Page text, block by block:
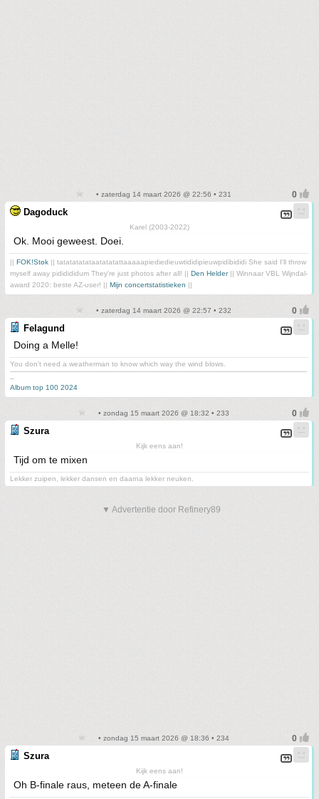
• zaterdag 14 maart 2026 @ 22:56 • 231
Dagoduck
Karel (2003-2022)
Ok. Mooi geweest. Doei.
FOK!Stok || tatatatatataatatatattaaaaapiediedieuwtididipieuwpidibididi She said I'll throw
myself away pididididum They're just photos after all! || Den Helder|| Winnaar VBL Wijndal-
award 2020: beste AZ-user! || Mijn concertstatistieken
• zaterdag 14 maart 2026 @ 22:57 • 232
Felagund
Doing a Melle!
You don't need a weatherman to know which way the wind blows.
-------------------------------------------------------------------------------------------------------------------------------------------
--
Album top 100 2024
• zondag 15 maart 2026 @ 18:32 • 233
Szura
Kijk eens aan!
Tijd om te mixen
Lekker zuipen, lekker dansen en daarna lekker neuken.
▼ Advertentie door Refinery89
• zondag 15 maart 2026 @ 18:36 • 234
Szura
Kijk eens aan!
Oh B-finale raus, meteen de A-finale